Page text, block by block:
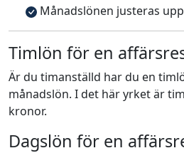
Månadslönen justeras
Timlön för en
Är du timanställd har du en
månadslön. I det här yrket är
kronor.
Dagslön för en